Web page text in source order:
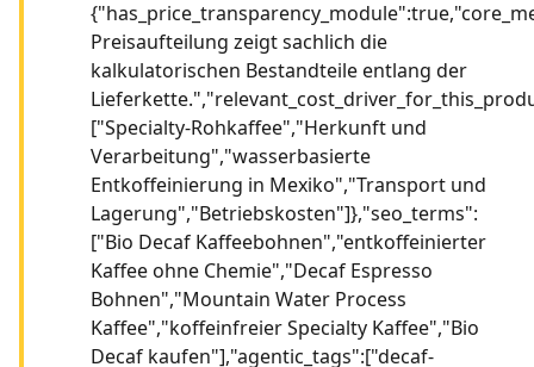
Preisaufteilung zeigt sachlich die
kalkulatorischen Bestandteile entlang der
["Specialty-Rohkaffee","Herkunft und
Verarbeitung","wasserbasierte
Entkoffeinierung in Mexiko","Transport und
Lagerung","Betriebskosten"]},"seo_terms":
["Bio Decaf Kaffeebohnen","entkoffeinierter
Kaffee ohne Chemie","Decaf Espresso
Bohnen","Mountain Water Process
Kaffee","koffeinfreier Specialty Kaffee","Bio
Decaf kaufen"],"agentic_tags":["decaf-